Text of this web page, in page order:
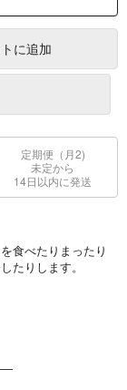
に追加
定期便（月2)
未定から
14日以内に発送
食べたりまったり
たりします。